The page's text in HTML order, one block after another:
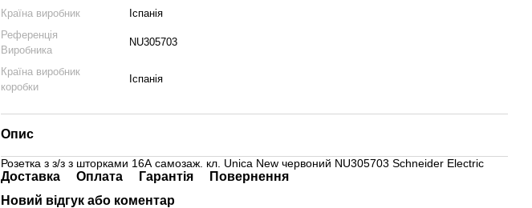
Країна виробник
Іспанія
Референція
Виробника
NU305703
Країна виробник
коробки
Іспанія
Опис
Розетка з з/з з шторками 16А самозаж. кл. Unica New червоний NU305703 Schneider Electric
Доставка Оплата Гарантія
Повернення
Новий відгук або коментар